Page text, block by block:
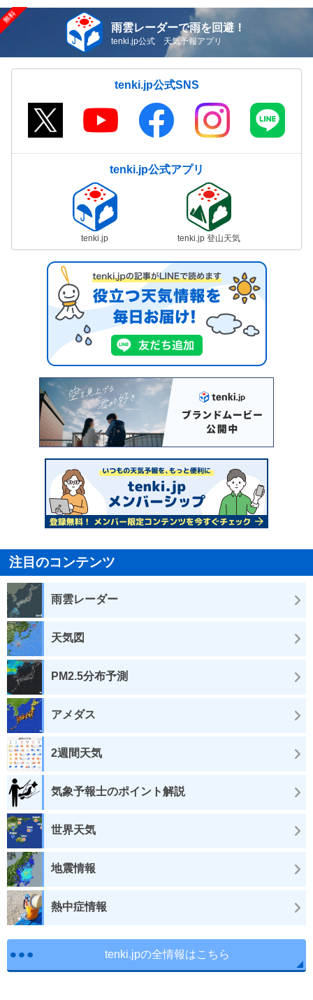
雨雲レーダーで雨を回避！
tenki.jp公式 天気予報アプリ
tenki.jp公式SNS
tenki.jp公式アプリ
tenki.jp tenki.jp 登山天気
注目のコンテンツ
雨雲レーダー
天気図
PM2.5分布予測
アメダス
2週間天気
気象予報士のポイント解説
世界天気
地震情報
熱中症情報
tenki.jpの全情報はこちら